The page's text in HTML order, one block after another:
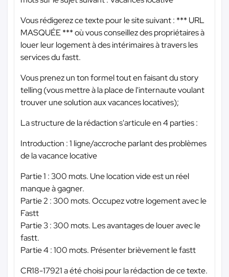
Vous rédigerez ce texte pour le site suivant : *** URL
MASQUÉE ***où vous conseillez des propriétaires à
louer leur logement à des intérimaires à travers les
services du fastt.
Vous prenez un ton formel tout en faisant du story
telling (vous mettre à la place de l'internaute voulant
trouver une solution aux vacances locatives);
La structure de la rédaction s'articule en 4 parties :
Introduction : 1 ligne/accroche parlant des problèmes
de la vacance locative
Partie 1 : 300 mots. Une location vide est un réel
manque à gagner.
Partie 2 : 300 mots. Occupez votre logement avec le
Fastt
Partie 3 : 300 mots. Les avantages de louer avec le
fastt.
Partie 4 : 100 mots. Présenter brièvement le fastt
CR18-17921 a été choisi pour la rédaction de ce texte.